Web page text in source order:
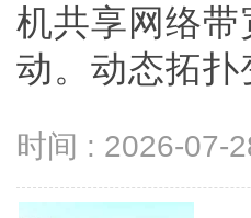
机共享网络
动。动态拓
时间 : 2026-07-